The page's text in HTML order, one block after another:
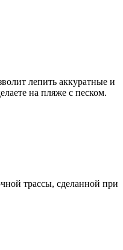
лепить аккуратные и
на пляже с песком.
трассы, сделанной при